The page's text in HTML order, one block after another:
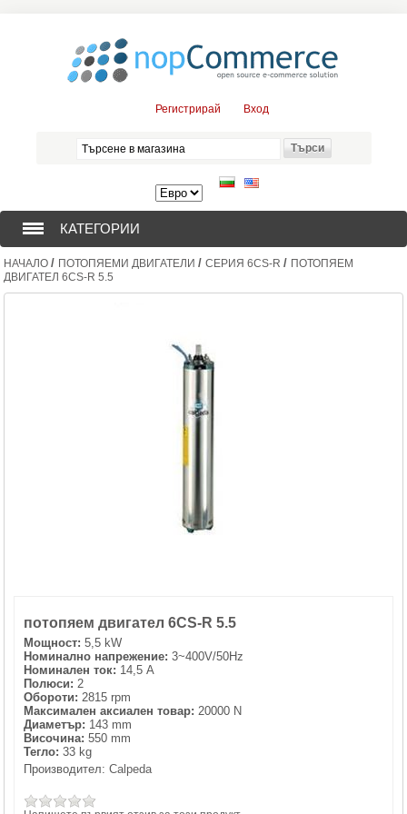
Регистрирай Вход
КАТЕГОРИИ
СОНДАЖНИ ПОМПИ (376)
STAINLESS STELL PIPES AND PRESS FITTINGS (2)
КОМПОНЕНТИ ЗА ОМЕКОТИТЕЛНИ СИСТЕМИ (6)
НАЧАЛО / ПОТОПЯЕМИ ДВИГАТЕЛИ / СЕРИЯ 6CS-R / ПОТОПЯЕМ
ДВИГАТЕЛ 6CS-R 5.5
потопяем двигател 6CS-R 5.5
Мощност: 5,5 kW
Номинално напрежение: 3~400V/50Hz
Номинален ток: 14,5 A
Полюси: 2
Обороти: 2815 rpm
Максимален аксиален товар: 20000 N
Диаметър: 143 mm
Височина: 550 mm
Тегло: 33 kg
Производител: Calpeda